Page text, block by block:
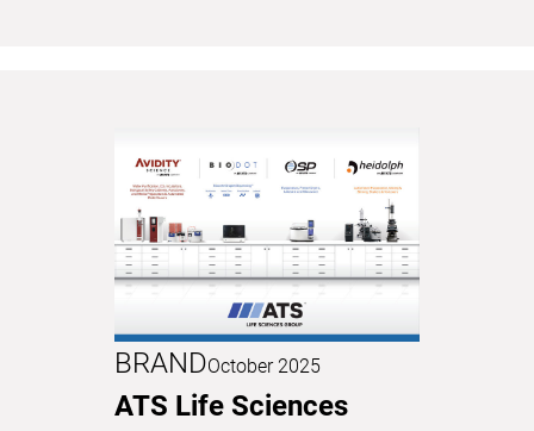
BRANDOctober 2025
ATS Life Sciences